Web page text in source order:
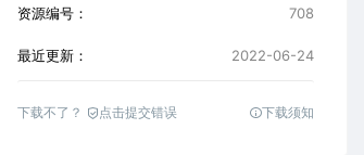
资源编号： 708
最近更新： 2022-06-24
下载不了？ 点击提交错误 下载须知